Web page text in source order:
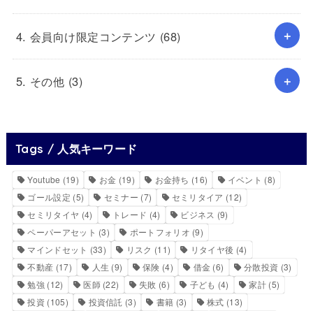
4. 会員向け限定コンテンツ (68)
5. その他 (3)
Tags / 人気キーワード
Youtube (19) お金 (19) お金持ち (16) イベント (8)
ゴール設定 (5) セミナー (7) セミリタイア (12)
セミリタイヤ (4) トレード (4) ビジネス (9)
ペーパーアセット (3) ポートフォリオ (9)
マインドセット (33) リスク (11) リタイヤ後 (4)
不動産 (17) 人生 (9) 保険 (4) 借金 (6) 分散投資 (3)
勉強 (12) 医師(22) 失敗 (6) 子ども (4) 家計(5)
投資 (105) 投資信託 (3) 書籍 (3) 株式 (13)